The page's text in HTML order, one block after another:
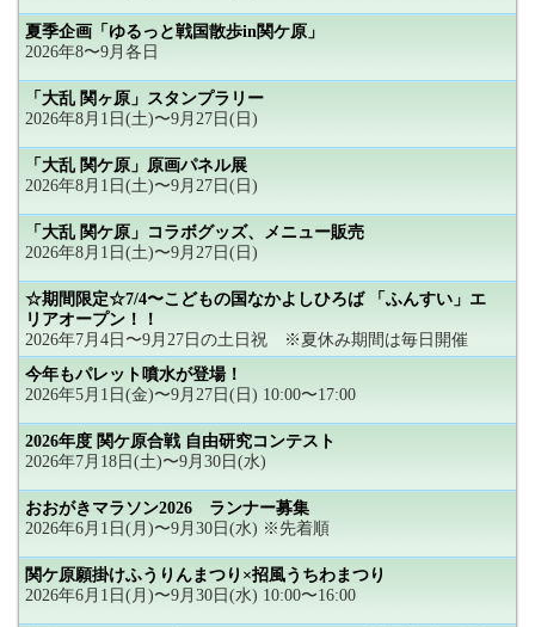
夏季企画「ゆるっと戦国散歩in関ケ原」
2026年8〜9月各日
「大乱 関ヶ原」スタンプラリー
2026年8月1日(土)〜9月27日(日)
「大乱 関ケ原」原画パネル展
2026年8月1日(土)〜9月27日(日)
「大乱 関ケ原」コラボグッズ、メニュー販売
2026年8月1日(土)〜9月27日(日)
☆期間限定☆7/4〜こどもの国なかよしひろば 「ふんすい」エ
リアオープン！！
2026年7月4日〜9月27日の土日祝 ※夏休み期間は毎日開催
今年もパレット噴水が登場！
2026年5月1日(金)〜9月27日(日) 10:00〜17:00
2026年度 関ケ原合戦 自由研究コンテスト
2026年7月18日(土)〜9月30日(水)
おおがきマラソン2026 ランナー募集
2026年6月1日(月)〜9月30日(水) ※先着順
関ケ原願掛けふうりんまつり×招風うちわまつり
2026年6月1日(月)〜9月30日(水) 10:00〜16:00